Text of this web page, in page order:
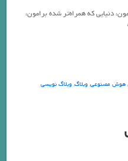
دنیایی که همراه‌تر شده برامون،
,هوش مصنوعي,وبلاگ,وبلاگ نويسي